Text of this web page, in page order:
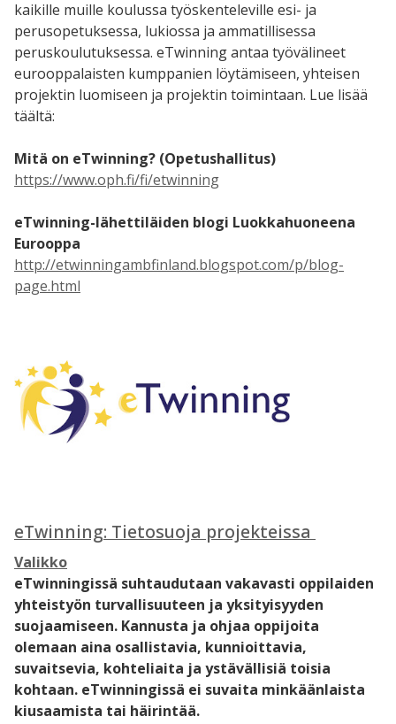
kaikille muille koulussa työskenteleville esi- ja
perusopetuksessa, lukiossa ja ammatillisessa
peruskoulutuksessa. eTwinning antaa työvälineet
eurooppalaisten kumppanien löytämiseen, yhteisen
projektin luomiseen ja projektin toimintaan. Lue lisää
täältä:
Mitä on eTwinning? (Opetushallitus)
https://www.oph.fi/fi/etwinning
eTwinning-lähettiläiden blogi Luokkahuoneena
Eurooppa
http://etwinningambfinland.blogspot.com/p/blog-
page.html
eTwinning: Tietosuoja projekteissa
Valikko
eTwinningissä suhtaudutaan vakavasti oppilaiden
yhteistyön turvallisuuteen ja yksityisyyden
suojaamiseen. Kannusta ja ohjaa oppijoita
olemaan aina osallistavia, kunnioittavia,
suvaitsevia, kohteliaita ja ystävällisiä toisia
kohtaan. eTwinningissä ei suvaita minkäänlaista
kiusaamista tai häirintää.